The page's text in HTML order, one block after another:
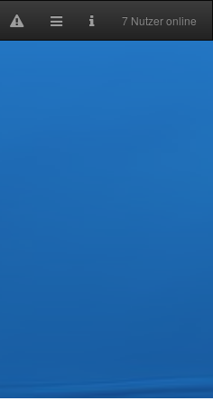
7 Nutzer online